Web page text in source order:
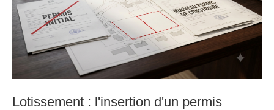
Lotissement : l'insertion d'un permis